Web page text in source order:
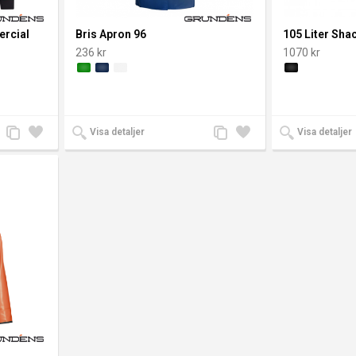
av
De
Lägg
till i
Lägg
till
Bris Apron 96
236 kr
Visa detaljer
Lägg
till i
Lägg
till
105 Liter
1070 kr
Visa detaljer